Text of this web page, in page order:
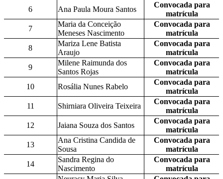
6
Ana Paula Moura Santos
Convocada para
matrícula
7
Maria da Conceição
Meneses Nascimento
Convocada para
matrícula
8
Mariza Lene Batista
Araujo
Convocada para
matrícula
9
Milene Raimunda dos
Santos Rojas
Convocada para
matrícula
10
Rosália Nunes Rabelo
Convocada para
matrícula
11
Shirniara Oliveira Teixeira
Convocada para
matrícula
12
Jaiana Souza dos Santos
Convocada para
matrícula
13
Ana Cristina Candida de
Sousa
Convocada para
matrícula
14
Sandra Regina do
Nascimento
Convocada para
matrícula